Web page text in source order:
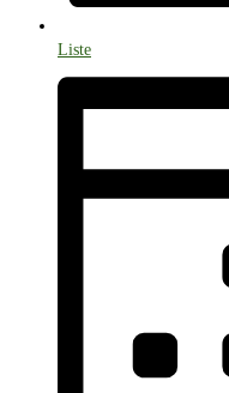
Liste